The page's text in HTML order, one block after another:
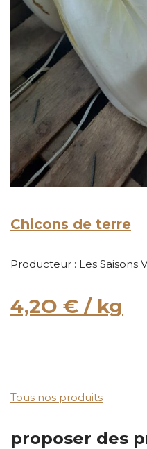
Chicons de terre
Producteur : Les Saisons
4,2O € / kg
Tous nos produits
proposer des